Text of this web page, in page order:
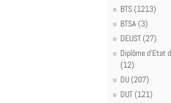
BTS (1213)
BTSA (3)
DEUST (27)
Diplôme d'Etat
(12)
DU (207)
DUT (121)